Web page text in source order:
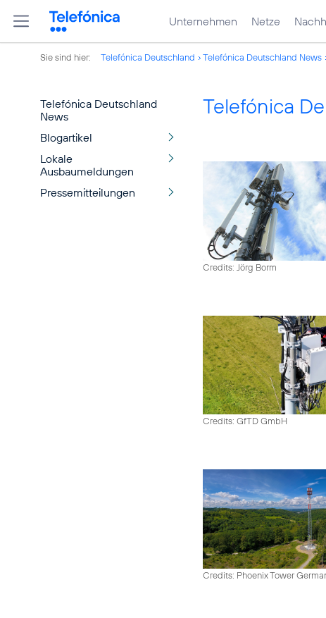
Unternehmen Netze
Sie sind hier: Telefónica Deutschland Telefónica Deutschland News
Telefónica Deutschland
News
Blogartikel
Lokale
Ausbaumeldungen
Pressemitteilungen
Telefónica
Credits: Jörg Borm
Credits: GfTD GmbH
Credits: Phoenix Tower